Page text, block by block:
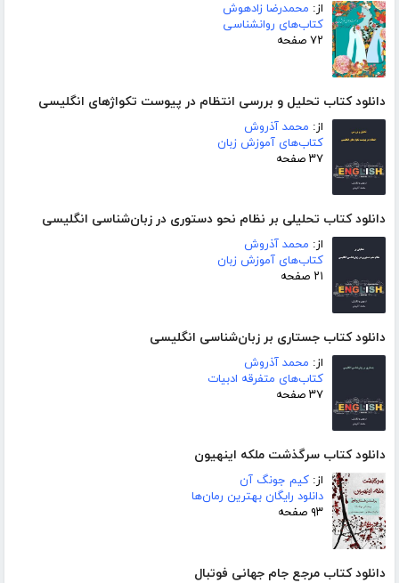
از: محمدرضا زادهوش
کتاب‌های روانشناسی
۷۲ صفحه
دانلود کتاب تحلیل و بررسی انتظام در پیوست تکواژهای انگلیسی
از: محمد آذروش
کتاب‌های آموزش زبان
۳۷ صفحه
دانلود کتاب تحلیلی بر نظام نحو دستوری در زبان‌شناسی انگلیسی
از: محمد آذروش
کتاب‌های آموزش زبان
۲۱ صفحه
دانلود کتاب جستاری بر زبان‌شناسی انگلیسی
از: محمد آذروش
کتاب‌های متفرقه ادبیات
۳۷ صفحه
دانلود کتاب سرگذشت ملکه اینهیون
از: کیم جونگ آن
دانلود رایگان بهترین رمان‌ها
۹۳ صفحه
دانلود کتاب مرجع جام جهانی فوتبال